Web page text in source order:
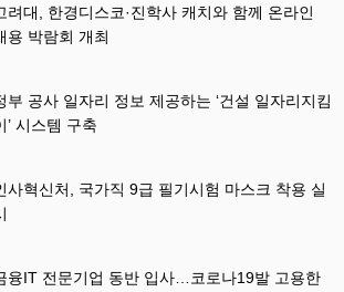
려대, 한경디스코·진학사 캐치와 함께 온라인
용 박람회 개최
부 공사 일자리 정보 제공하는 ‘건설 일자리지킴
’ 시스템 구축
사혁신처, 국가직 9급 필기시험 마스크 착용 실
융IT 전문기업 동반 입사…코로나19발 고용한